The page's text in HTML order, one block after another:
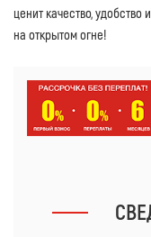
ценит качество,
на открытом огне!